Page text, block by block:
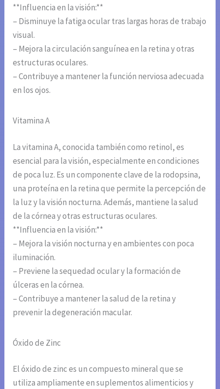
**Influencia en la visión:**
– Disminuye la fatiga ocular tras largas horas de trabajo
visual.
– Mejora la circulación sanguínea en la retina y otras
estructuras oculares.
– Contribuye a mantener la función nerviosa adecuada
en los ojos.
Vitamina A
La vitamina A, conocida también como retinol, es
esencial para la visión, especialmente en condiciones
de poca luz. Es un componente clave de la rodopsina,
una proteína en la retina que permite la percepción de
la luz y la visión nocturna. Además, mantiene la salud
de la córnea y otras estructuras oculares.
**Influencia en la visión:**
– Mejora la visión nocturna y en ambientes con poca
iluminación.
– Previene la sequedad ocular y la formación de
úlceras en la córnea.
– Contribuye a mantener la salud de la retina y
prevenir la degeneración macular.
Óxido de Zinc
El óxido de zinc es un compuesto mineral que se
utiliza ampliamente en suplementos alimenticios y